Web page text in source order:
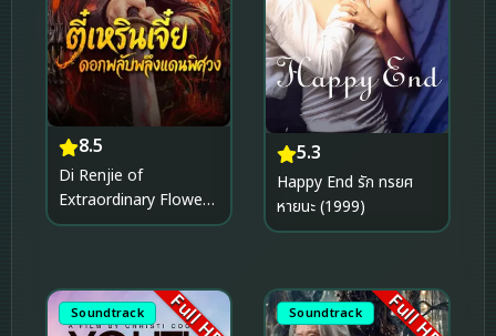
8.5
Di Renjie of
Extraordinary Flowers
On The Faramita ตี๋เห
5.3
Happy End รัก ทรยศ
หายนะ (1999)
Soundtrack Full HD Soundtrack Full HD